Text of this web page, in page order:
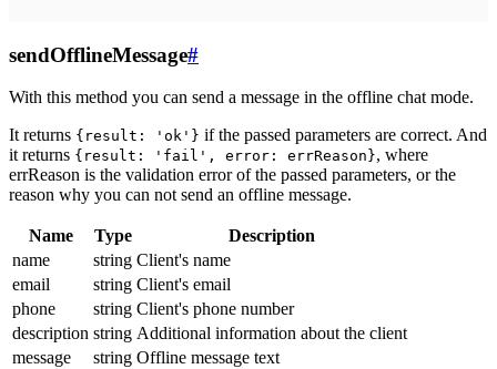
sendOfflineMessage#
With this method you can send a message in the offline chat mode.
It returns {result: 'ok'} if the passed parameters are correct. And
it returns {result: 'fail', error: errReason}, where
errReason is the validation error of the passed parameters, or the
reason why you can not send an offline message.
Name Type
Description
name
string Client's name
email
string Client's email
phone
string Client's phone number
description string Additional information about the client
message
string Offline message text